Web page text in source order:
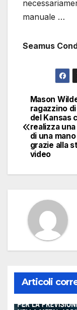
manuale …
Seamus
articoli
Mason
ragazzino di
del Kansas
realizza
di una
grazie alla
video
Articoli